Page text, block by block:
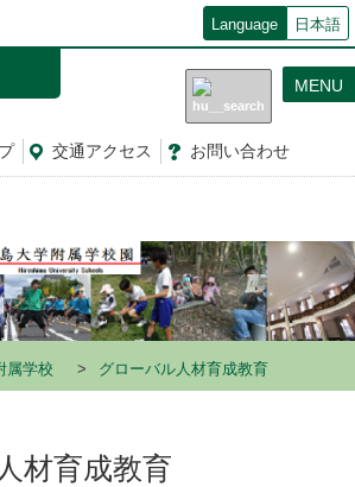
Language 日本語
交通アクセス お問い合わせ
MENU
属学校 グローバル人材育成教育
材育成教育